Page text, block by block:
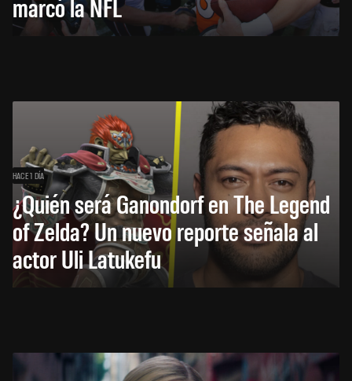
marcó la NFL
HACE 1 DÍA
¿Quién será Ganondorf en The Legend
of Zelda? Un nuevo reporte señala al
actor Uli Latukefu